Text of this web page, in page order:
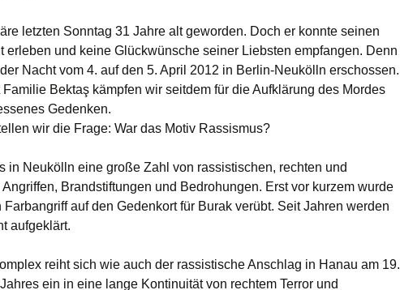
letzten Sonntag 31 Jahre alt geworden. Doch er konnte seinen
erleben und keine Glückwünsche seiner Liebsten empfangen. Denn
Nacht vom 4. auf den 5. April 2012 in Berlin-Neukölln erschossen.
Bektaş kämpfen wir seitdem für die Aufklärung des Mordes
Gedenken.
wir die Frage: War das Motiv Rassismus?
in Neukölln eine große Zahl von rassistischen, rechten und
Brandstiftungen und Bedrohungen. Erst vor kurzem wurde
auf den Gedenkort für Burak verübt. Seit Jahren werden
aufgeklärt.
reiht sich wie auch der rassistische Anschlag in Hanau am 19.
ein in eine lange Kontinuität von rechtem Terror und